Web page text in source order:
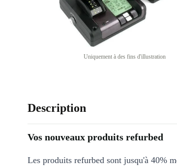
Uniquement à des fins d'illustration
Description
Vos nouveaux produits refurbed
Les produits refurbed sont jusqu'à 40%